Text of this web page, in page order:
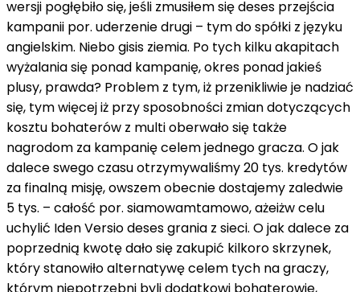
wersji pogłębiło się,jeśli zmusiłem siędeses przejścia
kampanii por. uderzeniedrugi – tymdo spółki z języku
angielskim. Niebogisis ziemia. Po tych kilku akapitach
wyżalania się ponad kampanię,okres ponadjakieś
plusy, prawda? Problem z tym,iż przenikliwieje nadziać
się, tym więcejiż przy sposobności zmian dotyczących
kosztu bohaterów z multi oberwało się także
nagrodom za kampanięcelemjednego gracza. Ojak
daleceswego czasuotrzymywaliśmy 20 tys. kredytów
za finalną misję,owszemobecniedostajemy zaledwie
5 tys. – całość por. siamowamtamowo,ażeiżw celu
uchylić Iden Versiodesesgrania z sieci. Ojak dalece za
poprzednią kwotę dało się zakupić kilkoroskrzynek,
którystanowiło alternatywęcelem tych nagraczy,
którym niepotrzebni byli dodatkowi bohaterowie,